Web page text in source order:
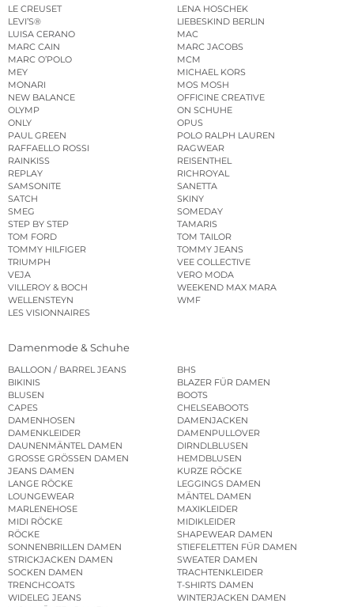
LE CREUSET
LENA HOSCHEK
LEVI’S®
LIEBESKIND BERLIN
LUISA CERANO
MAC
MARC CAIN
MARC JACOBS
MARC O’POLO
MCM
MEY
MICHAEL KORS
MONARI
MOS MOSH
NEW BALANCE
OFFICINE CREATIVE
OLYMP
ON SCHUHE
ONLY
OPUS
PAUL GREEN
POLO RALPH LAUREN
RAFFAELLO ROSSI
RAGWEAR
RAINKISS
REISENTHEL
REPLAY
RICHROYAL
SAMSONITE
SANETTA
SATCH
SKINY
SMEG
SOMEDAY
STEP BY STEP
TAMARIS
TOM FORD
TOM TAILOR
TOMMY HILFIGER
TOMMY JEANS
TRIUMPH
VEE COLLECTIVE
VEJA
VERO MODA
VILLEROY & BOCH
WEEKEND MAX MARA
WELLENSTEYN
WMF
LES VISIONNAIRES
Damenmode & Schuhe
BALLOON / BARREL JEANS
BHS
BIKINIS
BLAZER FÜR DAMEN
BLUSEN
BOOTS
CAPES
CHELSEABOOTS
DAMENHOSEN
DAMENJACKEN
DAMENKLEIDER
DAMENPULLOVER
DAUNENMÄNTEL DAMEN
DIRNDLBLUSEN
GROSSE GRÖSSEN DAMEN
HEMDBLUSEN
JEANS DAMEN
KURZE RÖCKE
LANGE RÖCKE
LEGGINGS DAMEN
LOUNGEWEAR
MÄNTEL DAMEN
MARLENEHOSE
MAXIKLEIDER
MIDI RÖCKE
MIDIKLEIDER
RÖCKE
SHAPEWEAR DAMEN
SONNENBRILLEN DAMEN
STIEFELETTEN FÜR DAMEN
STRICKJACKEN DAMEN
SWEATER DAMEN
SOCKEN DAMEN
TRACHTENKLEIDER
TRENCHCOATS
T-SHIRTS DAMEN
WIDELEG JEANS
WINTERJACKEN DAMEN